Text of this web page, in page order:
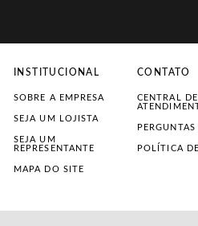
INSTITUCIONAL
SOBRE A EMPRESA
SEJA UM LOJISTA
SEJA UM
REPRESENTANTE
MAPA DO SITE
CONTATO
CENTRAL DE
POLÍTICA